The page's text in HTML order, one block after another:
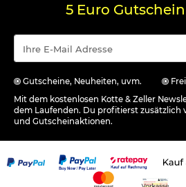
5 Euro Gutschein
Gutscheine, Neuheiten, uvm.
Mit dem kostenlosen Kotte & Zeller
dem Laufenden. Du profitierst zusätzlich
und Gutscheinaktionen.